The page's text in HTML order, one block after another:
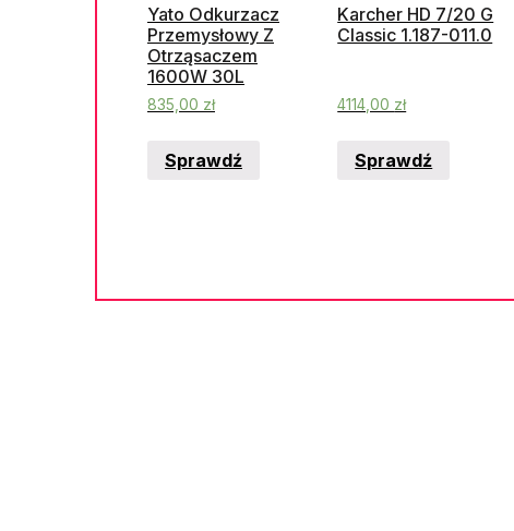
Yato Odkurzacz
Przemysłowy Z
Otrząsaczem
1600W 30L
835,00 zł
Sprawdź
Karcher HD 7/20 G
Classic 1.187-011.0
4114,00 zł
Sprawdź